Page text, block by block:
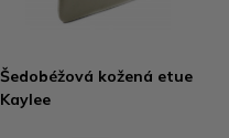
Šedobéžová kožená etue
Kaylee